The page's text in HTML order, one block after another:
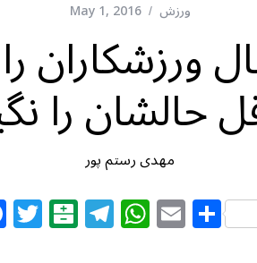
ورزش May 1, 2016
ورزشکاران
حالشان را
مهدی رستم پور
F
a T
w B
al T
el W
h E
m S
h